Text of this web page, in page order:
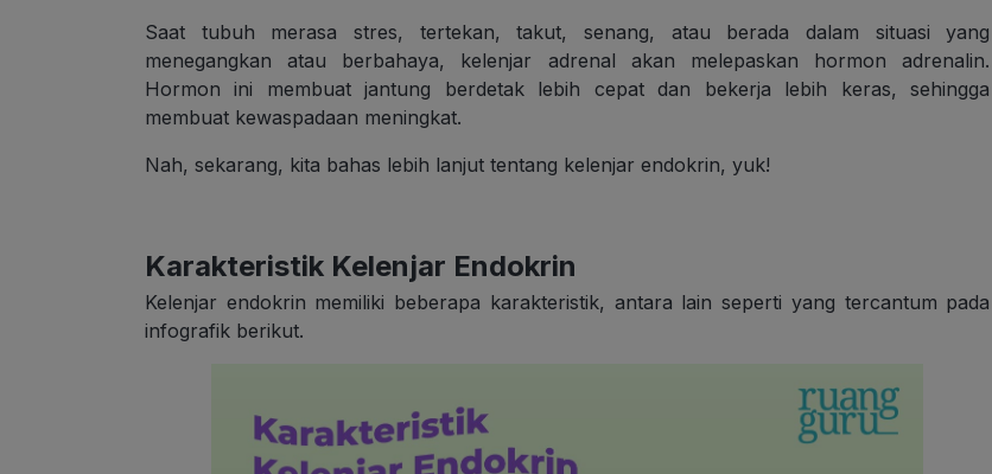
Saat tubuh merasa stres, tertekan, takut, senang, atau berada dalam situasi yang
menegangkan atau berbahaya, kelenjar adrenal akan melepaskan hormon adrenalin.
Hormon ini membuat jantung berdetak lebih cepat dan bekerja lebih keras, sehingga
membuat kewaspadaan meningkat.
Nah, sekarang, kita bahas lebih lanjut tentang kelenjar endokrin, yuk!
Karakteristik Kelenjar Endokrin
Kelenjar endokrin memiliki beberapa karakteristik, antara lain seperti yang tercantum pada
infografik berikut.